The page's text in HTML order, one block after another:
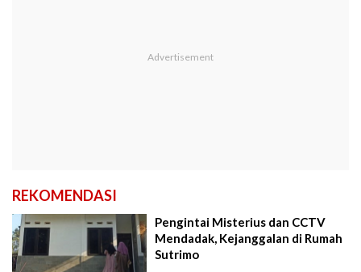
REKOMENDASI
Pengintai Misterius dan CCTV
Mendadak, Kejanggalan di Rumah
Sutrimo